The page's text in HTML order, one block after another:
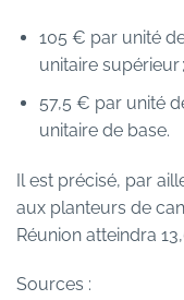
105 € par unité
unitaire supérieur ;
57,5 € par unité
unitaire de base.
Il est précisé, par
aux planteurs de
Réunion atteindra
Sources :